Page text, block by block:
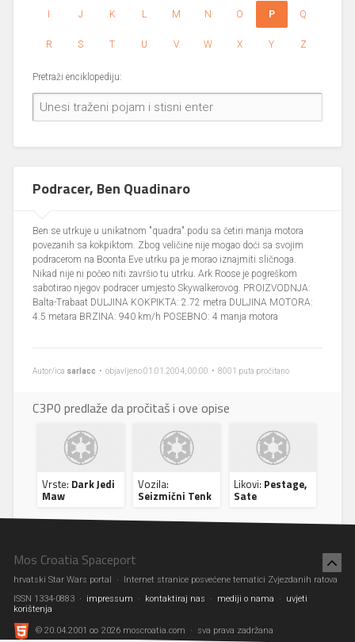
I J K L M N O P Q
R S T U V W X Y Z
Pretraži enciklopediju:
Podracer, Ben Quadinaro
Ben se utrkuje u unikatnom "quadra".podu sa četiri manja motora
povezanih sa kokpiktom. Zbog veličine nije mogao doći sa svojim
podracerom na Boonta Eve utrku pa je morao iznajmiti sličnoga.
Nikad nije ni počeo niti završio tu utrku. Ark Roose je pogreškom
sabotirao njegov podracer umjesto Skywalkerovog. PROIZVODNJA:
Balta-Trabaat DULJINA KOKPIKTA: 2.72 metra DULJINA MOTORA:
4.5 metara BRZINA: 940 km/h POSEBNO: 4 manja motora
Autor/ica sarlacc • objavljeno 01.01.2004, 00:00 • 8001 puta pročitano
C3P0 predlaže da pročitaš i ove opise
Vrste: Dark Jedi
Maw
Vozila:
Seizmični Tenk
Likovi: Pestage,
Sate
Mos Croatia Spaceport
hrvatski Star Wars portal · Internet stranice posvećene tematici Zvjezdanih ratova
ISSN 1334-0883 ·
impressum · kontaktiraj nas · mediji o nama ·
uvjeti
korištenja
© 20.04.2001 ∞ 2026 moscroatia.com · sva prava zadržana